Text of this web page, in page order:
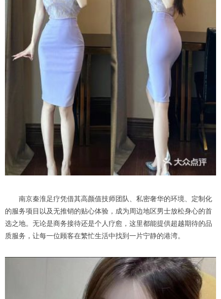
南京秦淮足疗凭借其高颜值技师团队、私密奢华的环境、定制化
的服务项目以及无推销的贴心体验，成为周边地区男士放松身心的首
选之地。无论是商务接待还是个人疗愈，这里都能提供超越期待的品
质服务，让每一位顾客在繁忙生活中找到一片宁静的港湾。